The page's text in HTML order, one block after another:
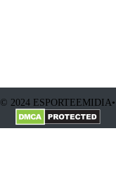
© 2024 ESPORTEEMIDIA•